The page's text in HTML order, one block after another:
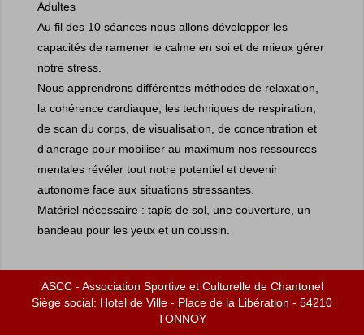
Adultes
Au fil des 10 séances nous allons développer les
capacités de ramener le calme en soi et de mieux gérer
notre stress.
Nous apprendrons différentes méthodes de relaxation,
la cohérence cardiaque, les techniques de respiration,
de scan du corps, de visualisation, de concentration et
d’ancrage pour mobiliser au maximum nos ressources
mentales révéler tout notre potentiel et devenir
autonome face aux situations stressantes.
Matériel nécessaire : tapis de sol, une couverture, un
bandeau pour les yeux et un coussin.
MARDI
18h15 à 19h15
ASCC - Association Sportive et Culturelle de Chantonel
Siège social: Hotel de Ville - Place de la Libération - 54210
TONNOY